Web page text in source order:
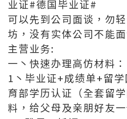
业证#德国毕业证#
可以先到公司面谈，勿
坊，没有实体公司不能面
主营业务:
一丶快速办理高仿材料：
1丶毕业证+成绩单+留
育部学历认证（全套留
料，给父母及亲朋好友